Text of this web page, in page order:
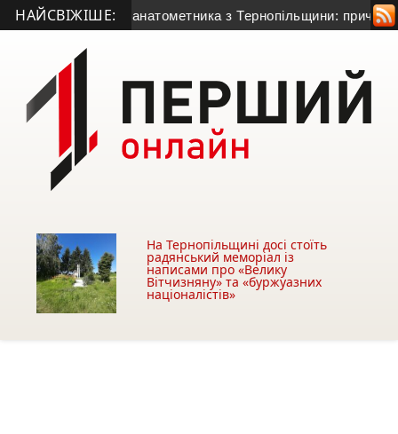
НАЙСВІЖІШЕ:
50-річного гранатометника з Тернопільщини: причина
На Тернопільщині досі стоїть
радянський меморіал із
написами про «Велику
Вітчизняну» та «буржуазних
націоналістів»